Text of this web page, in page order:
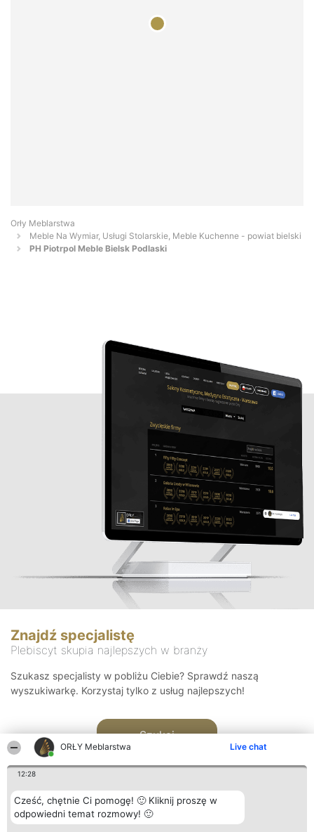
ORŁY Meblarstwa Live chat
12:28
Cześć, chętnie Ci pomogę! 🙂 Kliknij proszę w
odpowiedni temat rozmowy! 🙂
Orły Meblarstwa
Meble Na Wymiar, Usługi Stolarskie, Meble Kuchenne - powiat bielski
PH Piotrpol Meble Bielsk Podlaski
Znajdź specjalistę
Plebiscyt skupia najlepszych w branży
Szukasz specjalisty w pobliżu Ciebie? Sprawdź naszą
wyszukiwarkę. Korzystaj tylko z usług najlepszych!
Szukaj